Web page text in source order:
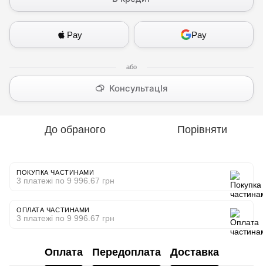
Pay Pay
КонсультацІя
До обраного Порівняти
ПОКУПКА ЧАСТИНАМИ
3 платежі по 9 996.67 грн
ОПЛАТА ЧАСТИНАМИ
3 платежі по 9 996.67 грн
Оплата Передоплата Доставка